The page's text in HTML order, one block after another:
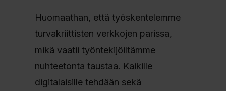
Huomaathan, että työskentelemme
turvakriittisten verkkojen parissa,
mikä vaatii työntekijöiltämme
nuhteetonta taustaa. Kaikille
digitalaisille tehdään sekä